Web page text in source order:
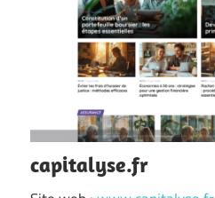
capitalyse.fr